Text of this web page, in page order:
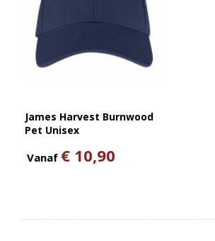
James Harvest Burnwood
Pet Unisex
Vanaf € 10,90